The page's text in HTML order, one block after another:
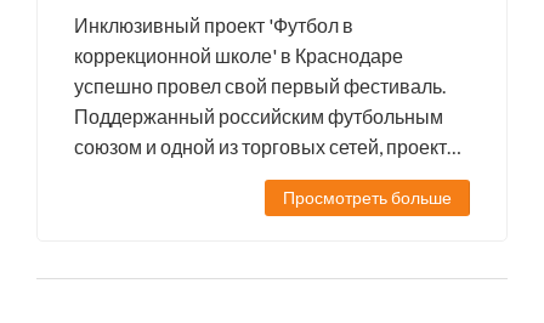
Инклюзивный проект 'Футбол в
коррекционной школе' в Краснодаре
успешно провел свой первый фестиваль.
Поддержанный российским футбольным
союзом и одной из торговых сетей, проект
нацелен на интеграцию детей с особыми
потребностями через футбол. Участие
Просмотреть больше